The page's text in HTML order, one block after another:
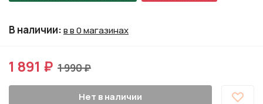
В наличии:в в 0 магазинах
1 891 ₽ 1 990 ₽
Нет в наличии